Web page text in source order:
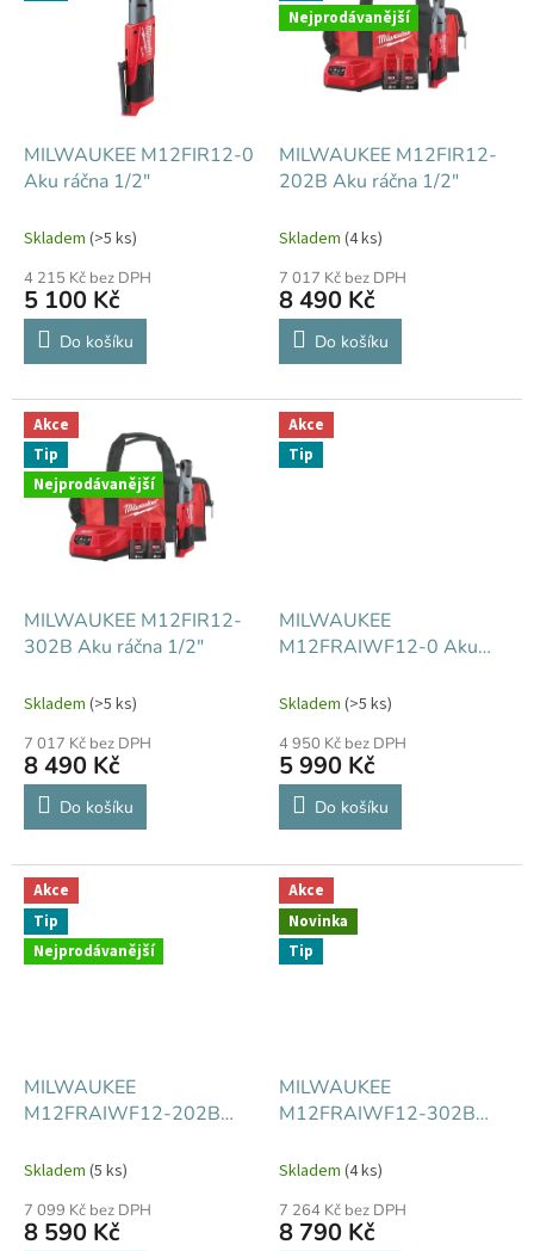
MILWAUKEE M12FIR12-0
Aku ráčna 1/2"
Skladem (>5 ks)
4 215 Kč bez DPH
5 100 Kč
Do košíku
Nejprodávanější
MILWAUKEE M12FIR12-
202B Aku ráčna 1/2"
Skladem (4 ks)
7 017 Kč bez DPH
8 490 Kč
Do košíku
Akce
Tip
Nejprodávanější
MILWAUKEE M12FIR12-
302B Aku ráčna 1/2"
Skladem (>5 ks)
7 017 Kč bez DPH
8 490 Kč
Do košíku
Akce
Tip
MILWAUKEE
M12FRAIWF12-0 Aku
1/2"
Skladem (>5 ks)
4 950 Kč bez DPH
5 990 Kč
Do košíku
Akce
Tip
Nejprodávanější
MILWAUKEE
M12FRAIWF12-202B
utahovák 1/2"
Skladem (5 ks)
7 099 Kč bez DPH
8 590 Kč
Akce
Novinka
Tip
MILWAUKEE
M12FRAIWF12-302B
utahovák 1/2"
Skladem (4 ks)
7 264 Kč bez DPH
8 790 Kč